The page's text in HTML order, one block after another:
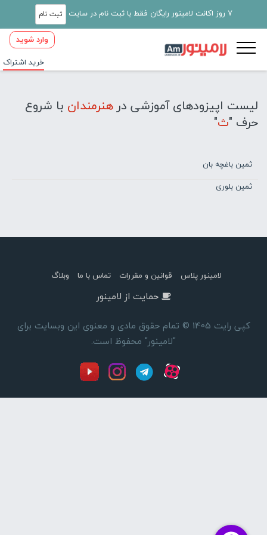
7 روز اکانت لامینور رایگان فقط با ثبت نام در سایت ثبت نام
وارد شوید
خرید اشتراک
لیست اپیزودهای آموزشی درهنرمندان با شروع
حرف "ث"
ثمین باغچه ‌بان
ثمین بلوری
لامینور پلاس قوانین و مقررات تماس با ما وبلاگ
حمایت از لامینور
کپی رایت 1405 © تمام حقوق مادی و معنوی این وبسایت برای
"لامینور" محفوظ است.